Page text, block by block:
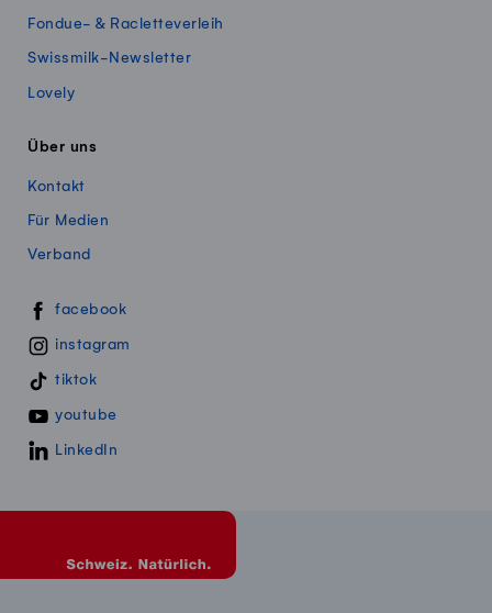
Fondue- & Racletteverleih
Swissmilk-Newsletter
Lovely
Über uns
Kontakt
Für Medien
Verband
Swissmillk auf Social Media
facebook
instagram
tiktok
youtube
LinkedIn